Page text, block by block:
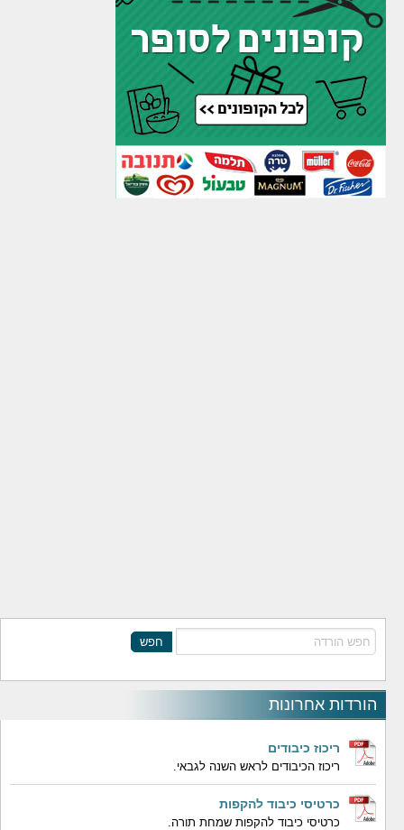
חפש
הורדות אחרונות
ריכוז כיבודים
ריכוז הכיבודים לראש השנה לגבאי.
כרטיסי כיבוד להקפות
כרטיסי כיבוד להקפות שמחת תורה.